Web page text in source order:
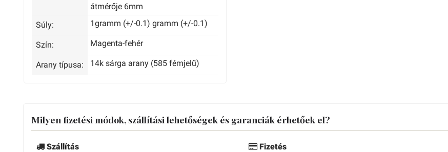
átmérője 6mm
Súly:
1gramm (+/-0.1) gramm (+/-0.1)
Szín: Magenta-fehér
Arany típusa: 14k sárga arany (585 fémjelű)
Milyen fizetési módok, szállítási lehetőségek és garanciák érhetőek el?
Szállítás
Fizetés